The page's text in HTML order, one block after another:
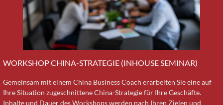
WORKSHOP CHINA-STRATEGIE (INHOUSE SEMINAR)
Gemeinsam mit einem China Business Coach erarbeiten Sie eine auf
Ihre Situation zugeschnittene China-Strategie für Ihre Geschäfte.
Inhalte und Dauer des Workshops werden nach Ihren Zielen und